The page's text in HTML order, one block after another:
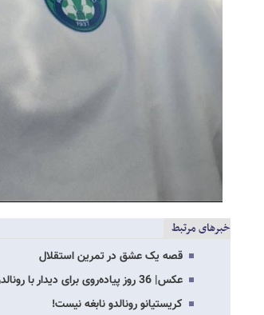
خبرهای مرتبط
قصه یک عشق در تمرین استقلال
عکس‌| 36 روز پیاده‌روی برای دیدار با رونالدو
کریستیانو رونالدو نابغه نیست!